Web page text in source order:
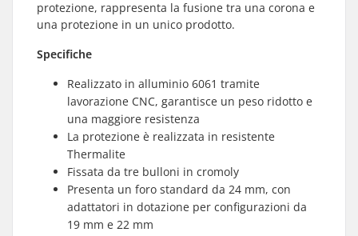
protezione, rappresenta la fusione tra una corona e
una protezione in un unico prodotto.
Specifiche
Realizzato in alluminio 6061 tramite
lavorazione CNC, garantisce un peso ridotto e
una maggiore resistenza
La protezione è realizzata in resistente
Thermalite
Fissata da tre bulloni in cromoly
Presenta un foro standard da 24 mm, con
adattatori in dotazione per configurazioni da
19 mm e 22 mm